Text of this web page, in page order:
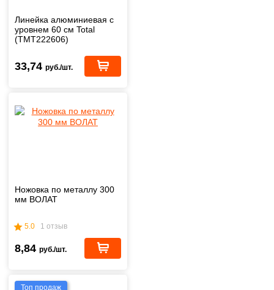
Линейка алюминиевая с
уровнем 60 см Total
(TMT222606)
33,74 руб./шт.
Ножовка по металлу 300
мм ВОЛАТ
5.0 1 отзыв
8,84 руб./шт.
Топ продаж